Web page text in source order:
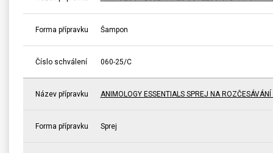
Forma přípravku Šampon
Číslo schválení 060-25/C
Název přípravku ANIMOLOGY ESSENTIALS SPREJ NA ROZČESÁVÁNÍ
Forma přípravku Sprej